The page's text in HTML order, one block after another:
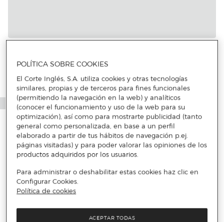
POLÍTICA SOBRE COOKIES
El Corte Inglés, S.A. utiliza cookies y otras tecnologías
similares, propias y de terceros para fines funcionales
(permitiendo la navegación en la web) y analíticos
(conocer el funcionamiento y uso de la web para su
optimización), así como para mostrarte publicidad (tanto
general como personalizada, en base a un perfil
elaborado a partir de tus hábitos de navegación p.ej.
páginas visitadas) y para poder valorar las opiniones de los
productos adquiridos por los usuarios.
Para administrar o deshabilitar estas cookies haz clic en
Configurar Cookies.
Política de cookies
ACEPTAR TODAS